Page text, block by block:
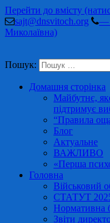
Перейти до вмісту
sajt@dnsvitoch.org
—
Миколаївна)
Пошук:
Домашня сторінка
Майбутнє,
підтримує
“Правила
Блог
Актуальне
ВАЖЛИВО
«Перша
Головна
Військовий
СТАТУТ
Нормативна
Звіти